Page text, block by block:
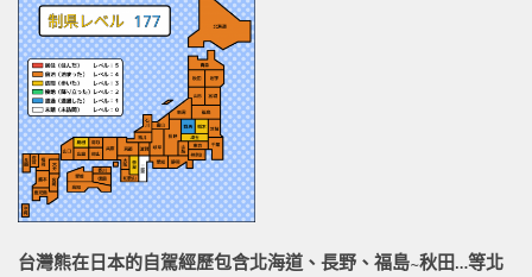
台灣熊在日本的 自駕經歷包含北海道、長野、福島~秋田…等北